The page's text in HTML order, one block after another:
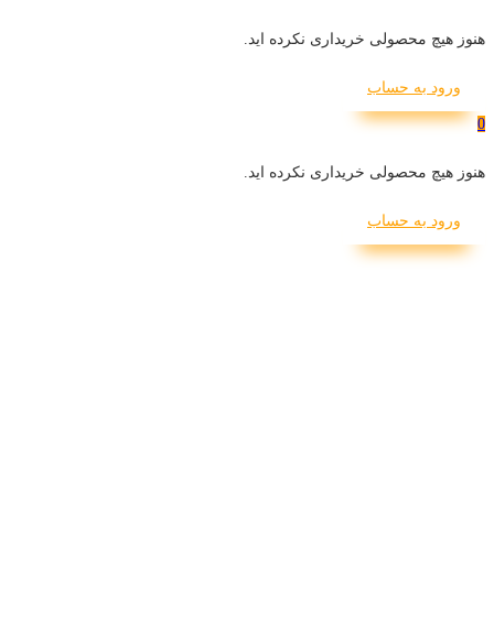
هنوز هیچ محصولی خریداری نکرده اید.
ورود به حساب
0
هنوز هیچ محصولی خریداری نکرده اید.
ورود به حساب